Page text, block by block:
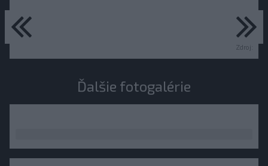
Zdroj:
predchádzajúce
Ďalšie fotogalérie